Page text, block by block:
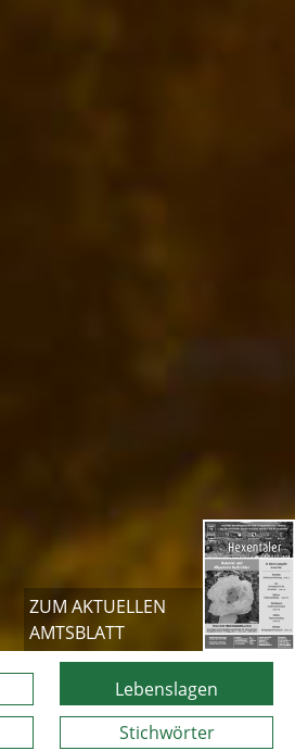
ZUM AKTUELLEN
AMTSBLATT
Lebenslagen
Stichwörter